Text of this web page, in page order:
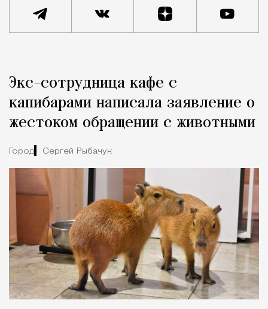
Город
Экс-сотрудница кафе с
капибарами написала заявление о
жестоком обращении с животными
Город Сергей Рыбачук